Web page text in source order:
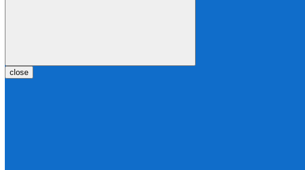
close